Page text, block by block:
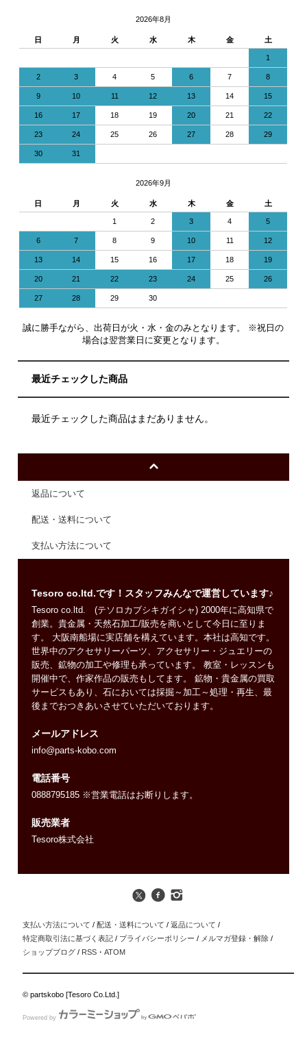
2026年8月
日 月 火 水 木 金 土
1
2 3 4 5 6 7 8
9 10 11 12 13 14 15
16 17 18 19 20 21 22
23 24 25 26 27 28 29
30 31
2026年9月
日 月 火 水 木 金 土
1 2 3 4 5
6 7 8 9 10 11 12
13 14 15 16 17 18 19
20 21 22 23 24 25 26
27 28 29 30
誠に勝手ながら、出荷日が火・水・金のみとなります。 ※祝日の
場合は翌営業日に変更となります。
最近チェックした商品
最近チェックした商品はまだありません。
返品について
配送・送料について
支払い方法について
Tesoro co.ltd.です！スタッフみんなで運営しています♪
Tesoro co.ltd. (テソロカブシキガイシャ) 2000年に高知県で
創業。貴金属・天然石加工/販売を商いとして今日に至りま
す。 大阪南船場に実店舗を構えています。本社は高知です。
世界中のアクセサリーパーツ、アクセサリー・ジュエリーの
販売、鉱物の加工や修理も承っています。 教室・レッスンも
開催中で、作家作品の販売もしてます。 鉱物・貴金属の買取
サービスもあり、石においては採掘～加工～処理・再生、最
後までおつきあいさせていただいております。
メールアドレス
info@parts-kobo.com
電話番号
0888795185 ※営業電話はお断りします。
販売業者
Tesoro株式会社
支払い方法について / 配送・送料について / 返品について /
特定商取引法に基づく表記 / プライバシーポリシー / メルマガ登録・解除 /
ショップブログ / RSS ・ATOM
© partskobo [Tesoro Co.Ltd.]
Powered by